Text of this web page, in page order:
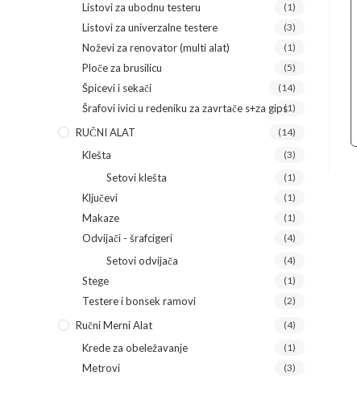
Listovi za ubodnu testeru (1)
Listovi za univerzalne testere (3)
Noževi za renovator (multi alat) (1)
Ploče za brusilicu (5)
Špicevi i sekači (14)
Šrafovi ivici u redeniku za zavrtače s+za gips(1)
RUČNI ALAT (14)
Klešta (3)
Setovi klešta (1)
Ključevi (1)
Makaze (1)
Odvijači - šrafcigeri (4)
Setovi odvijača (4)
Stege (1)
Testere i bonsek ramovi (2)
Ručni Merni Alat (4)
Krede za obeležavanje (1)
Metrovi (3)